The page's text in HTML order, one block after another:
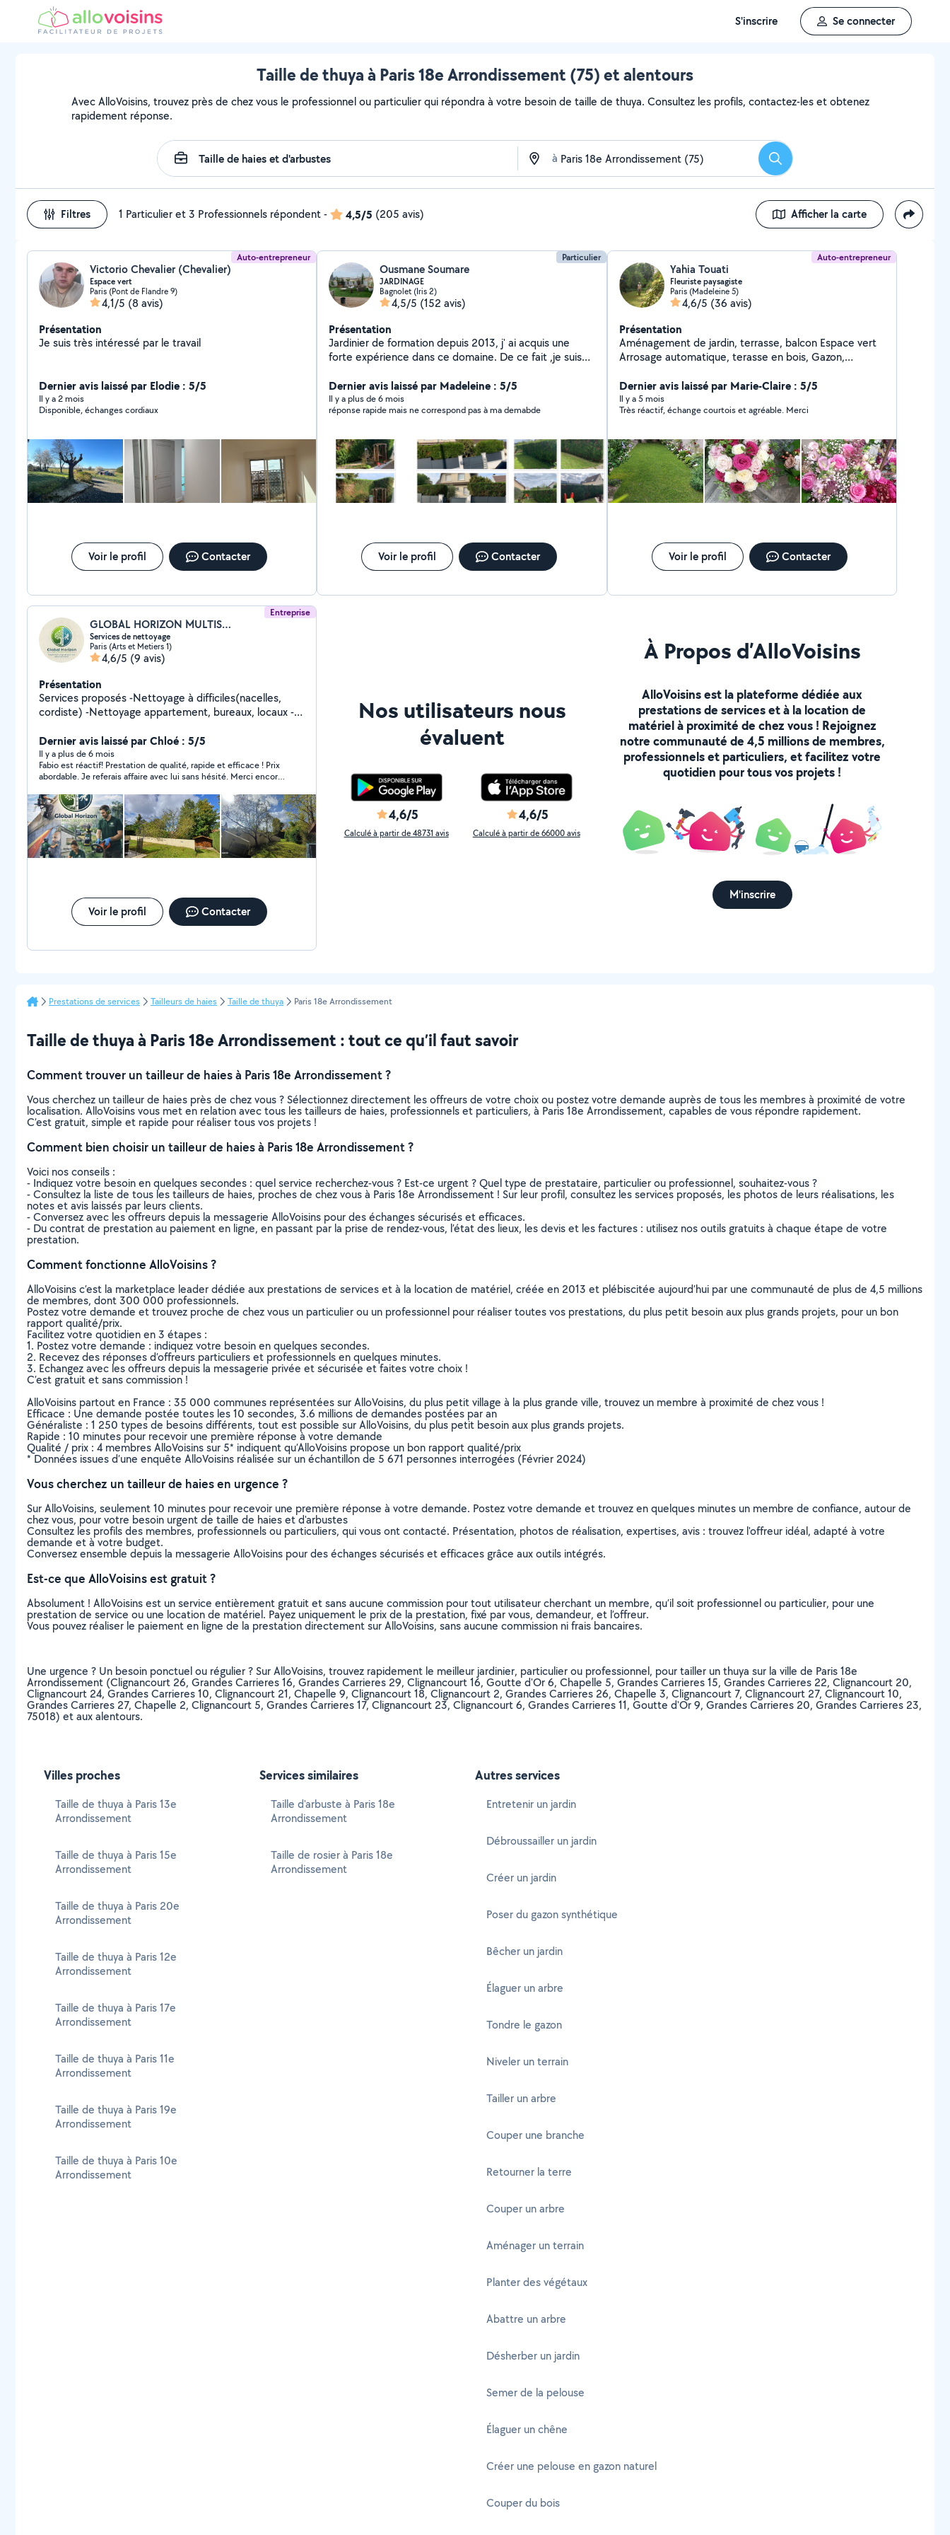
S'inscrire Se connecter
Taille de thuya à Paris 18e Arrondissement (75) et alentours
Avec AlloVoisins, trouvez près de chez vous le professionnel ou particulier qui répondra à votre besoin de taille de thuya. Consultez les profils, contactez-les et obtenez
rapidement réponse.
à Rechercher
Filtres 1 Particulier et 3 Professionnels répondent- 4,5/5 (205 avis) Afficher la carte
Auto-entrepreneur
Victorio Chevalier (Chevalier)
Espace vert
Paris (Pont de Flandre 9)
4,1/5 (8 avis)
Présentation
Je suis très intéressé par le travail
Dernier avis laissé par Elodie : 5/5
Il y a 2 mois
Disponible, échanges cordiaux
Voir le profil Contacter
Particulier
Ousmane Soumare
JARDINAGE
Bagnolet (Iris 2)
4,5/5 (152 avis)
Présentation
Jardinier de formation depuis 2013, j' ai acquis une
forte expérience dans ce domaine. De ce fait ,je suis
paysage et d'entretien d'espace vert . J'ai également
acquis une compétence en Pose de Terrasse en Bois
sur plot. Pour être rassuré de mon professionnalisme,
galerie photo où j'ai mis quelques une de mes
réalisations. Merci de votre confiance !
Dernier avis laissé par Madeleine : 5/5
Il y a plus de 6 mois
réponse rapide mais ne correspond pas à ma demabde
Voir le profil Contacter
Auto-entrepreneur
Yahia Touati
Fleuriste paysagiste
Paris (Madeleine 5)
4,6/5 (36 avis)
Présentation
Aménagement de jardin, terrasse, balcon Espace vert
Arrosage automatique, terasse en bois, Gazon,
Dernier avis laissé par Marie-Claire : 5/5
Il y a 5 mois
Très réactif, échange courtois et agréable. Merci
Voir le profil Contacter
Entreprise
GLOBAL HORIZON MULTISERVICES
Services de nettoyage
Paris (Arts et Metiers 1)
4,6/5 (9 avis)
Présentation
Services proposés -Nettoyage à difficiles(nacelles,
cordiste) -Nettoyage appartement, bureaux, locaux -
gouttières -Nettoyage de vitres , vérandas ,terrasse -
Nettoyage de portes de garages ,portes, volets -
Nettoyage de panneaux solaires, store ban -Nettoyage
de Canapés,matelas,tapis... -Tonte de pelouse et taille
des haies -Élagage d'arbres -Aménagement paysager
Dernier avis laissé par Chloé : 5/5
Il y a plus de 6 mois
Fabio est réactif! Prestation de qualité, rapide et efficace ! Prix
abordable. Je referais affaire avec lui sans hésité. Merci encore
Voir le profil Contacter
Nos utilisateurs nous
évaluent
4,6/5
Calculé à partir de 48731 avis
4,6/5
Calculé à partir de 66000 avis
À Propos d’AlloVoisins
AlloVoisins est la plateforme dédiée aux
prestations de services et à la location de
matériel à proximité de chez vous ! Rejoignez
notre communauté de 4,5 millions de membres,
professionnels et particuliers, et facilitez votre
quotidien pour tous vos projets !
M'inscrire
Prestations de services Tailleurs de haies Taille de thuya Paris 18e Arrondissement
Taille de thuya à Paris 18e Arrondissement : tout ce qu’il faut savoir
Comment trouver un tailleur de haies à Paris 18e Arrondissement ?
Vous cherchez un tailleur de haies près de chez vous ? Sélectionnez directement les offreurs de votre choix ou postez votre demande auprès de tous les membres à proximité de votre
localisation. AlloVoisins vous met en relation avec tous les tailleurs de haies, professionnels et particuliers, à Paris 18e Arrondissement, capables de vous répondre rapidement.
C’est gratuit, simple et rapide pour réaliser tous vos projets !
Comment bien choisir un tailleur de haies à Paris 18e Arrondissement ?
Voici nos conseils :
- Indiquez votre besoin en quelques secondes : quel service recherchez-vous ? Est-ce urgent ? Quel type de prestataire, particulier ou professionnel, souhaitez-vous ?
- Consultez la liste de tous les tailleurs de haies, proches de chez vous à Paris 18e Arrondissement ! Sur leur profil, consultez les services proposés, les photos de leurs réalisations, les
notes et avis laissés par leurs clients.
- Conversez avec les offreurs depuis la messagerie AlloVoisins pour des échanges sécurisés et efficaces.
- Du contrat de prestation au paiement en ligne, en passant par la prise de rendez-vous, l’état des lieux, les devis et les factures : utilisez nos outils gratuits à chaque étape de votre
prestation.
Comment fonctionne AlloVoisins ?
AlloVoisins c’est la marketplace leader dédiée aux prestations de services et à la location de matériel, créée en 2013 et plébiscitée aujourd’hui par une communauté de plus de 4,5 millions
de membres, dont 300 000 professionnels.
Postez votre demande et trouvez proche de chez vous un particulier ou un professionnel pour réaliser toutes vos prestations, du plus petit besoin aux plus grands projets, pour un bon
rapport qualité/prix.
Facilitez votre quotidien en 3 étapes :
1. Postez votre demande : indiquez votre besoin en quelques secondes.
2. Recevez des réponses d’offreurs particuliers et professionnels en quelques minutes.
3. Echangez avec les offreurs depuis la messagerie privée et sécurisée et faites votre choix !
C’est gratuit et sans commission !
AlloVoisins partout en France : 35 000 communes représentées sur AlloVoisins, du plus petit village à la plus grande ville, trouvez un membre à proximité de chez vous !
Efficace : Une demande postée toutes les 10 secondes, 3.6 millions de demandes postées par an
Généraliste : 1 250 types de besoins différents, tout est possible sur AlloVoisins, du plus petit besoin aux plus grands projets.
Rapide : 10 minutes pour recevoir une première réponse à votre demande
Qualité / prix : 4 membres AlloVoisins sur 5* indiquent qu’AlloVoisins propose un bon rapport qualité/prix
* Données issues d’une enquête AlloVoisins réalisée sur un échantillon de 5 671 personnes interrogées (Février 2024)
Vous cherchez un tailleur de haies en urgence ?
Sur AlloVoisins, seulement 10 minutes pour recevoir une première réponse à votre demande. Postez votre demande et trouvez en quelques minutes un membre de confiance, autour de
chez vous, pour votre besoin urgent de taille de haies et d'arbustes
Consultez les profils des membres, professionnels ou particuliers, qui vous ont contacté. Présentation, photos de réalisation, expertises, avis : trouvez l'offreur idéal, adapté à votre
demande et à votre budget.
Conversez ensemble depuis la messagerie AlloVoisins pour des échanges sécurisés et efficaces grâce aux outils intégrés.
Est-ce que AlloVoisins est gratuit ?
Absolument ! AlloVoisins est un service entièrement gratuit et sans aucune commission pour tout utilisateur cherchant un membre, qu’il soit professionnel ou particulier, pour une
prestation de service ou une location de matériel. Payez uniquement le prix de la prestation, fixé par vous, demandeur, et l’offreur.
Vous pouvez réaliser le paiement en ligne de la prestation directement sur AlloVoisins, sans aucune commission ni frais bancaires.
Une urgence ? Un besoin ponctuel ou régulier ? Sur AlloVoisins, trouvez rapidement le meilleur jardinier, particulier ou professionnel, pour tailler un thuya sur la ville de Paris 18e
Arrondissement (Clignancourt 26, Grandes Carrieres 16, Grandes Carrieres 29, Clignancourt 16, Goutte d'Or 6, Chapelle 5, Grandes Carrieres 15, Grandes Carrieres 22, Clignancourt 20,
Clignancourt 24, Grandes Carrieres 10, Clignancourt 21, Chapelle 9, Clignancourt 18, Clignancourt 2, Grandes Carrieres 26, Chapelle 3, Clignancourt 7, Clignancourt 27, Clignancourt 10,
Grandes Carrieres 27, Chapelle 2, Clignancourt 5, Grandes Carrieres 17, Clignancourt 23, Clignancourt 6, Grandes Carrieres 11, Goutte d'Or 9, Grandes Carrieres 20, Grandes Carrieres 23,
75018) et aux alentours.
Villes proches
Taille de thuya à Paris 13e
Arrondissement
Taille de thuya à Paris 15e
Arrondissement
Taille de thuya à Paris 20e
Arrondissement
Taille de thuya à Paris 12e
Arrondissement
Taille de thuya à Paris 17e
Arrondissement
Taille de thuya à Paris 11e
Arrondissement
Taille de thuya à Paris 19e
Arrondissement
Taille de thuya à Paris 10e
Arrondissement
Services similaires
Taille d'arbuste à Paris 18e
Arrondissement
Taille de rosier à Paris 18e
Arrondissement
Autres services
Entretenir un jardin
Débroussailler un jardin
Créer un jardin
Poser du gazon synthétique
Bêcher un jardin
Élaguer un arbre
Tondre le gazon
Niveler un terrain
Tailler un arbre
Couper une branche
Retourner la terre
Couper un arbre
Aménager un terrain
Planter des végétaux
Abattre un arbre
Désherber un jardin
Semer de la pelouse
Élaguer un chêne
Créer une pelouse en gazon naturel
Couper du bois